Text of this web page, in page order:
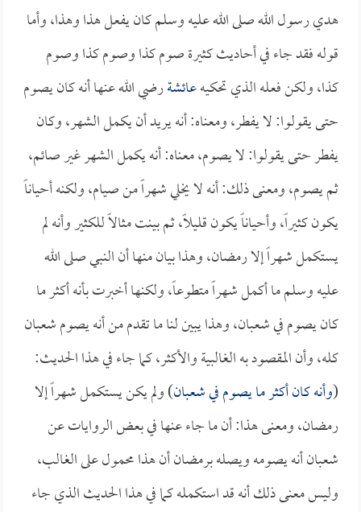
هدي رسول الله صلى الله عليه وسلم كان يفعل هذا وهذا، وأما
قوله فقد جاء في أحاديث كثيرة صوم كذا وصوم كذا وصوم
كذا، ولكن فعله الذي تحكيهعائشةرضي الله عنها أنه كان يصوم
حتى يقولوا: لا يفطر، ومعناه: أنه يريد أن يكمل الشهر، وكان
يفطر حتى يقولوا: لا يصوم، معناه: أنه يكمل الشهر غير صائم،
ثم يصوم، ومعنى ذلك: أنه لا يخلي شهراً من صيام، ولكنه أحياناً
يكون كثيراً، وأحياناً يكون قليلاً، ثم بينت مثالاً للكثير وأنه لم
يستكمل شهراً إلا رمضان، وهذا بيان منها أن النبي صلى الله
عليه وسلم ما أكمل شهراً متطوعاً، ولكنها أخبرت بأنه أكثر ما
كان يصوم في شعبان، وهذا يبين لنا ما تقدم من أنه يصوم شعبان
كله، وأن المقصود به الغالبية والأكثر، كما جاء في هذا الحديث:
(وأنه كان أكثر ما يصوم في شعبان) ولم يكن يستكمل شهراً إلا
رمضان، ومعنى هذا: أن ما جاء عنها في بعض الروايات عن
شعبان أنه يصومه ويصله برمضان أن هذا محمول على الغالب،
وليس معنى ذلك أنه قد استكمله كما في هذا الحديث الذي جاء